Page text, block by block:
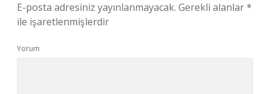
E-posta adresiniz yayınlanmayacak. Gerekli alanlar*
ile işaretlenmişlerdir
Yorum